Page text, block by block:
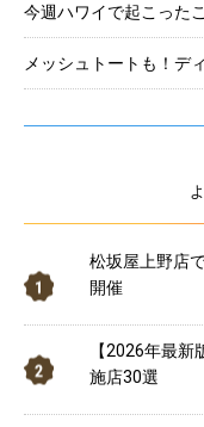
今週ハワイで起こった
メッシュトートも！デ
松坂屋上野店
開催
【2026年最
施店30選